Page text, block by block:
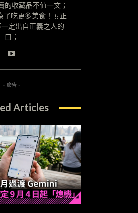
的收藏品不值一文；
了吃更多美食！ 5.正
定出自正義之人的
口；
- 廣告 -
Articles